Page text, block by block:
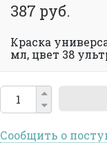
387 руб.
Краска
мл, цвет 38
Сообщить о